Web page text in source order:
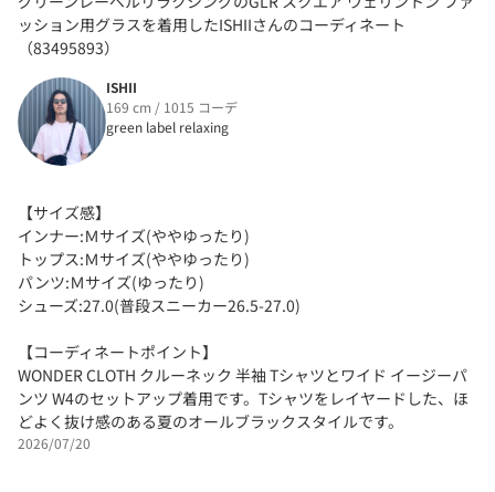
ッション用グラスを着用したISHIIさんのコーディネート
（83495893）
ISHII
169 cm / 1015 コーデ
green label relaxing
【サイズ感】
インナー:Ｍサイズ(ややゆったり)
トップス:Ｍサイズ(ややゆったり)
パンツ:Ｍサイズ(ゆったり)
シューズ:27.0(普段スニーカー26.5-27.0)
【コーディネートポイント】
WONDER CLOTH クルーネック 半袖 Tシャツとワイド イージーパ
ンツ W4のセットアップ着用です。Tシャツをレイヤードした、ほ
どよく抜け感のある夏のオールブラックスタイルです。
2026/07/20